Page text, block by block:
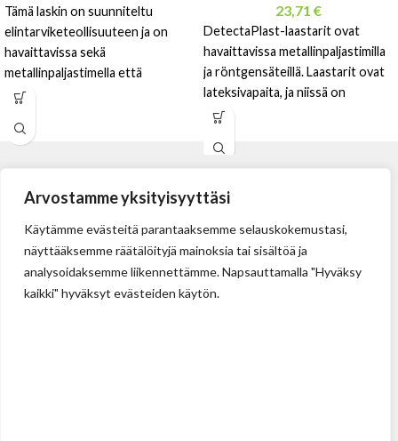
Arvostamme yksityisyyttäsi
Käytämme evästeitä parantaaksemme selauskokemustasi,
näyttääksemme räätälöityjä mainoksia tai sisältöä ja
analysoidaksemme liikennettämme. Napsauttamalla "Hyväksy
kaikki" hyväksyt evästeiden käytön.
Tämä laskin on suunniteltu
elintarviketeollisuuteen ja on
havaittavissa sekä
metallinpaljastimella että
röntgensäteillä.
23,71 €
DetectaPlast-laastarit ovat
havaittavissa metallinpaljastimilla
ja röntgensäteillä. Laastarit ovat
lateksivapaita, ja niissä on
hypoallergeeninen liima.
2.5cm x 7cm, 40kpl 4cm x 4cm, ja
Tehdas